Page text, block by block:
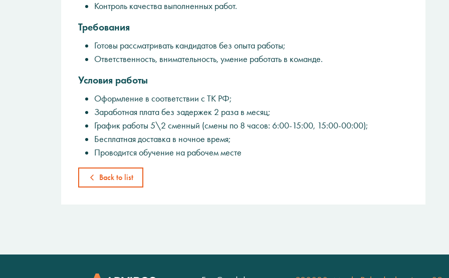
Контроль качества выполненных работ.
Требования
Готовы рассматривать кандидатов без опыта работы;
Ответственность, внимательность, умение работать в команде.
Условия работы
Оформление в соответствии с ТК РФ;
Заработная плата без задержек 2 раза в месяц;
График работы 5\2 сменный (смены по 8 часов: 6:00-15:00, 15:00-00:00);
Бесплатная доставка в ночное время;
Проводится обучение на рабочем месте
Back to list